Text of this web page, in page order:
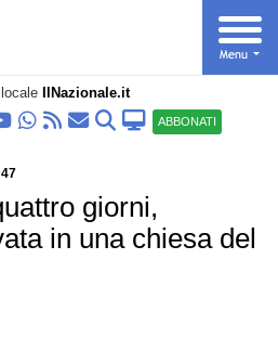
IlNazionale.it
ABBONATI
giorni,
in una chiesa del